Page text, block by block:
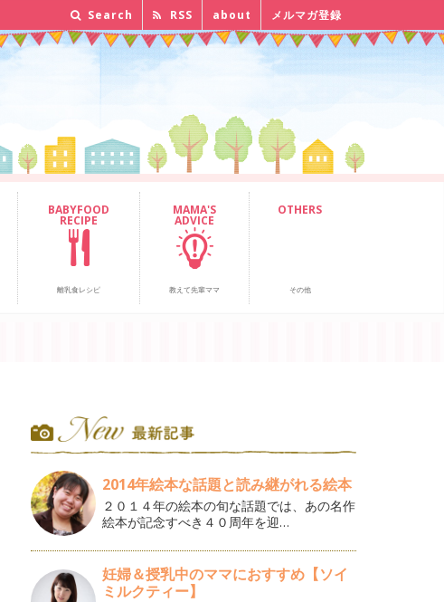
Search RSS about メルマガ登録
BABYFOOD
RECIPE
離乳食レシピ
MAMA'S
ADVICE
教えて先輩ママ
OTHERS
その他
2014年絵本な話題と読み継がれる絵本
２０１４年の絵本の旬な話題では、あの名作
絵本が記念すべき４０周年を迎…
妊婦＆授乳中のママにおすすめ【ソイ
ミルクティー】